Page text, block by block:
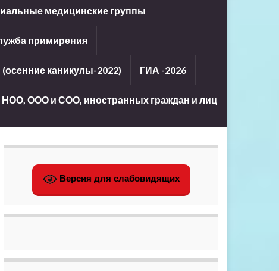
медицинские группы
примирения
каникулы-2022) ГИА -2026
НОО, ООО и СОО, иностранных граждан и лиц
Версия для слабовидящих